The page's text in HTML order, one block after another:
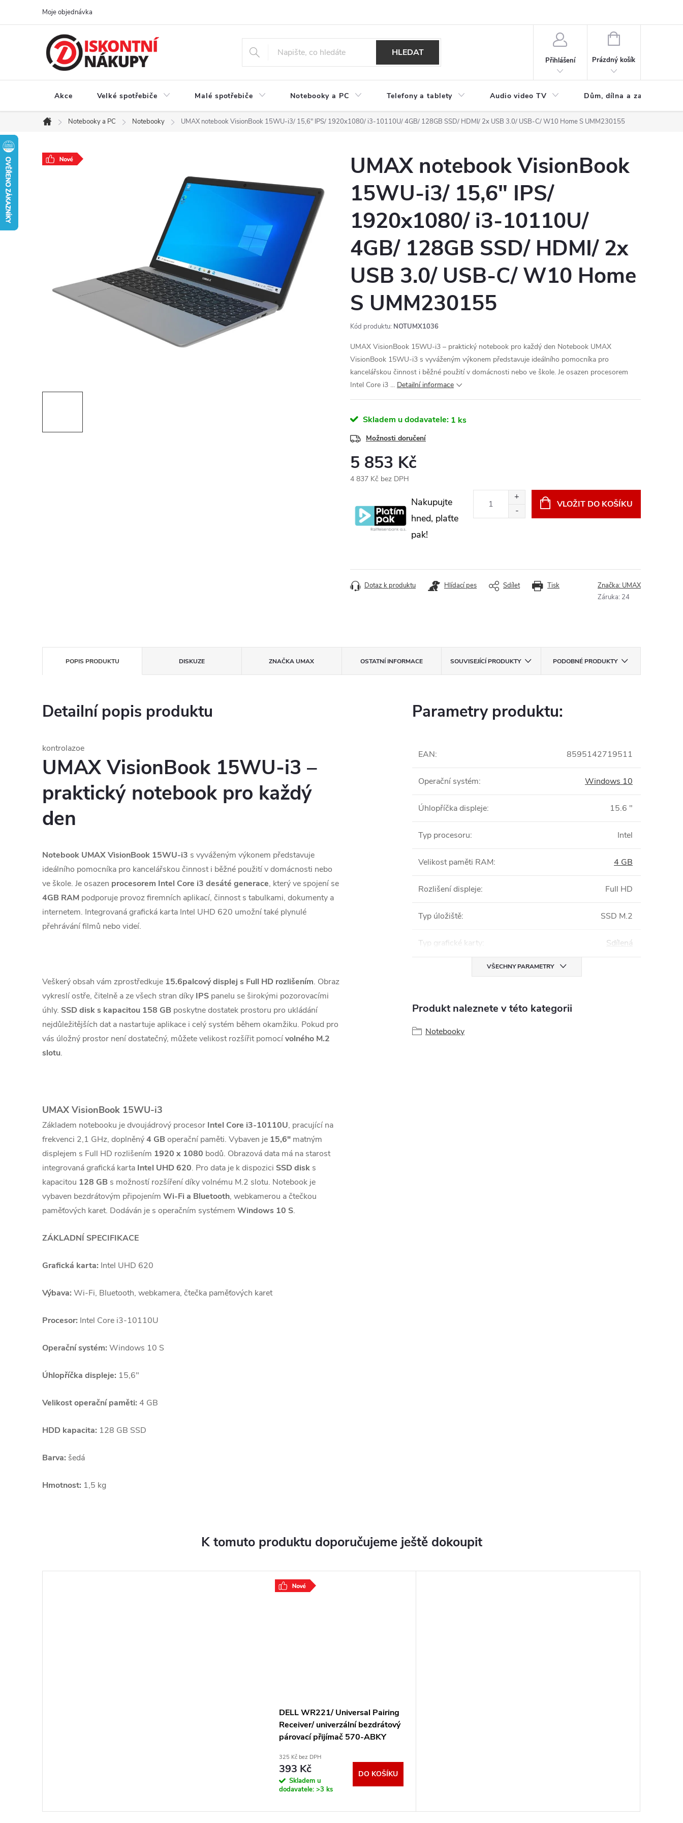
Moje objednávka
HLEDAT
Přihlášení
NÁKUPNÍ
Prázdný košík
Akce Velké spotřebiče Malé spotřebiče Notebooky a PC Telefony a tablety Audio video TV Dům, dílna a zahrada
Domů
Notebooky a PC Notebooky UMAX notebook VisionBook 15WU-i3/ 15,6" IPS/ 1920x1080/ i3-10110U/ 4GB/ 128GB SSD/ HDMI/ 2x USB 3.0/ USB-C/ W10 Home S UMM230155
UMAX notebook VisionBook
15WU-i3/ 15,6" IPS/
1920x1080/ i3-10110U/
4GB/ 128GB SSD/ HDMI/ 2x
USB 3.0/ USB-C/ W10 Home
S UMM230155
Kód produktu: NOTUMX1036
UMAX VisionBook 15WU-i3 – praktický notebook pro každý den Notebook UMAX
VisionBook 15WU-i3 s vyváženým výkonem představuje ideálního pomocníka pro
kancelářskou činnost i běžné použití v domácnosti nebo ve škole. Je osazen procesorem
Intel Core i3 ... Detailní informace
Skladem u dodavatele: 1 ks
Možnosti doručení
5 853 Kč
4 837 Kč bez DPH
Nakupujte
hned, plaťte
pak!
VLOŽIT DO KOŠÍKU
Tisk
Dotaz k produktu Hlídací pes Sdílet Značka: UMAX
Záruka: 24
POPIS PRODUKTU DISKUZE ZNAČKAUMAX OSTATNÍ INFORMACE SOUVISEJÍCÍ PRODUKTY PODOBNÉ PRODUKTY
Detailní popis produktu
kontrolazoe
UMAX VisionBook 15WU-i3 –
praktický notebook pro každý
den
Notebook UMAX VisionBook 15WU-i3 s vyváženým výkonem představuje
ideálního pomocníka pro kancelářskou činnost i běžné použití v domácnosti nebo
ve škole. Je osazen procesorem Intel Core i3 desáté generace, který ve spojení se
4GB RAM podporuje provoz firemních aplikací, činnost s tabulkami, dokumenty a
internetem. Integrovaná grafická karta Intel UHD 620 umožní také plynulé
přehrávání filmů nebo videí.
Veškerý obsah vám zprostředkuje 15.6palcový displej s Full HD rozlišením. Obraz
vykreslí ostře, čitelně a ze všech stran díky IPS panelu se širokými pozorovacími
úhly. SSD disk s kapacitou 158 GB poskytne dostatek prostoru pro ukládání
nejdůležitějších dat a nastartuje aplikace i celý systém během okamžiku. Pokud pro
vás úložný prostor není dostatečný, můžete velikost rozšířit pomocívolného M.2
slotu.
UMAX VisionBook 15WU-i3
Základem notebooku je dvoujádrový procesor Intel Core i3-10110U, pracující na
frekvenci 2,1 GHz, doplněný4 GB operační paměti. Vybaven je 15,6" matným
displejem s Full HD rozlišením 1920 x 1080 bodů. Obrazová data má na starost
integrovaná grafická karta Intel UHD 620. Pro data je k dispozici SSD disk s
kapacitou 128 GB s možností rozšíření díky volnému M.2 slotu. Notebook je
vybaven bezdrátovým připojením Wi-Fi a Bluetooth, webkamerou a čtečkou
paměťových karet. Dodáván je s operačním systémem Windows 10 S.
ZÁKLADNÍ SPECIFIKACE
Grafická karta: Intel UHD 620
Výbava: Wi-Fi, Bluetooth, webkamera, čtečka paměťových karet
Procesor: Intel Core i3-10110U
Operační systém: Windows 10 S
Úhlopříčka displeje: 15,6"
Velikost operační paměti: 4 GB
HDD kapacita: 128 GB SSD
Barva: šedá
Hmotnost: 1,5 kg
Parametry produktu:
EAN: 8595142719511
Operační systém: Windows 10
Úhlopříčka displeje: 15.6 "
Typ procesoru: Intel
Velikost paměti RAM: 4 GB
Rozlišení displeje: Full HD
Typ úložiště: SSD M.2
Typ grafické karty: Sdílená
VŠECHNY PARAMETRY
Produkt naleznete v této kategorii
Notebooky
K tomuto produktu doporučujeme ještě dokoupit
DELL WR221/ Universal Pairing
Receiver/ univerzální bezdrátový
párovací přijímač 570-ABKY
325 Kč bez DPH
393 Kč
Skladem u
dodavatele: >3 ks
DO KOŠÍKU